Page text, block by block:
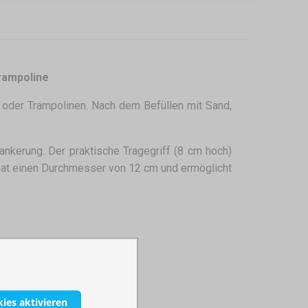
Trampolinen. Nach dem Befüllen mit Sand,
Der praktische Tragegriff (8 cm hoch)
einen Durchmesser von 12 cm und ermöglicht
aktivieren